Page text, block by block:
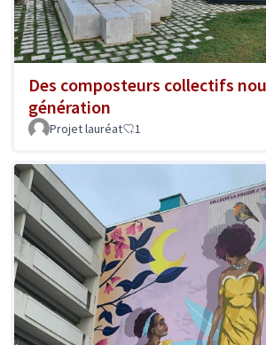
Des composteurs collectifs
génération
Projet lauréat 1